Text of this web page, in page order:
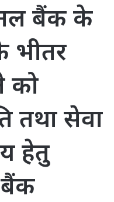
बैंक के
भीतर
को
तथा सेवा
हेतु
बैंक